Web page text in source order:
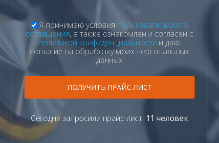
Я принимаю условия пользовательского
соглашения, а также ознакомлен и согласен с
политикой конфиденциальности и даю
согласие на обработку моих персональных
данных
ПОЛУЧИТЬ ПРАЙС-ЛИСТ
Сегодня запросили прайс-лист: 11 человек